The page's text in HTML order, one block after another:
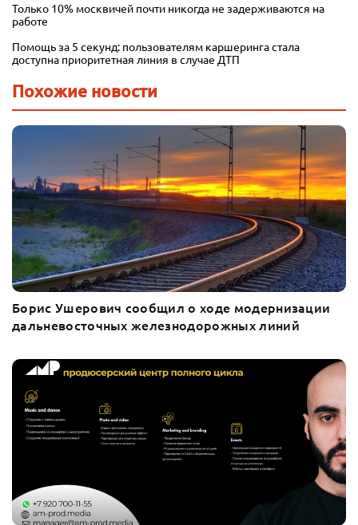
Только 10% москвичей почти никогда не задерживаются на
работе
Помощь за 5 секунд: пользователям каршеринга стала
доступна приоритетная линия в случае ДТП
Похожие новости
Борис Ушерович сообщил о ходе модернизации
дальневосточных железнодорожных линий